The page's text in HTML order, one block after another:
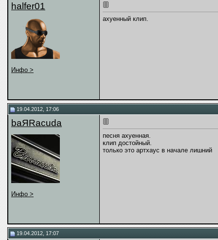
halfer01
Инфо >
ахуенный клип.
19.04.2012, 17:06
baЯRacuda
Инфо >
песня ахуенная.
клип достойный.
только это артхаус в начале лишний
19.04.2012, 17:07